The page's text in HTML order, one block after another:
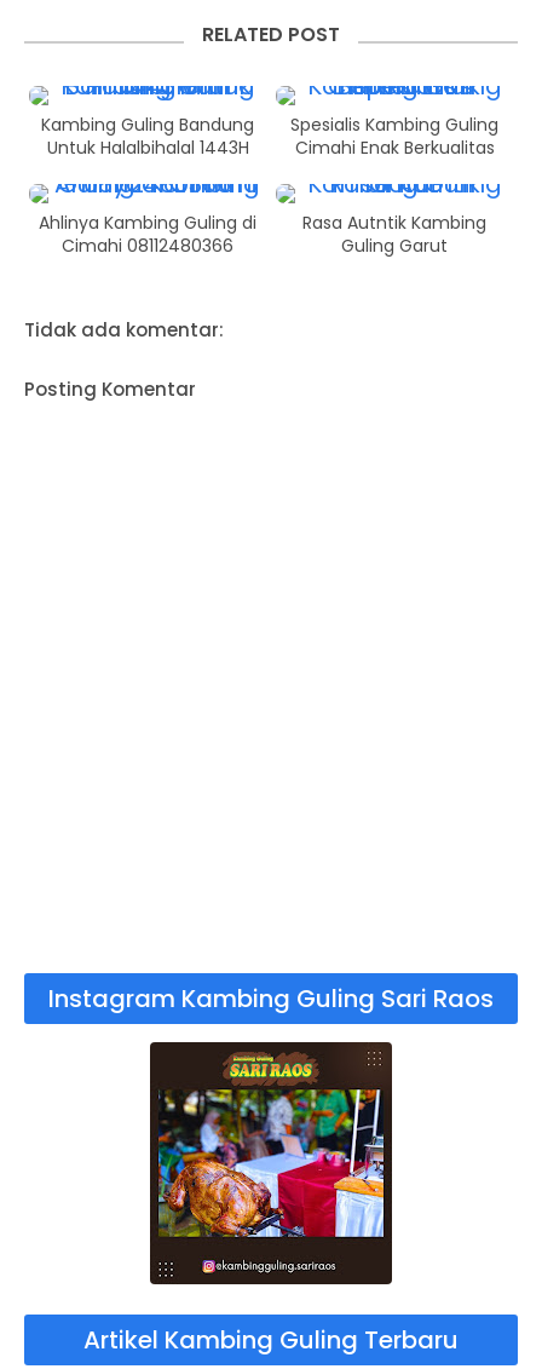
RELATED POST
Kambing Guling Bandung
Untuk Halalbihalal 1443H
Spesialis Kambing Guling
Cimahi Enak Berkualitas
Ahlinya Kambing Guling di
Cimahi 08112480366
Rasa Autntik Kambing
Guling Garut
Tidak ada komentar:
Posting Komentar
Instagram Kambing Guling Sari Raos
Artikel Kambing Guling Terbaru